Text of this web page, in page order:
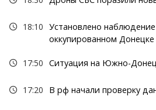
18:10 Установлено
оккупированном Донецке
17:50 Ситуация на Южно-
17:20 В рф начали проверку